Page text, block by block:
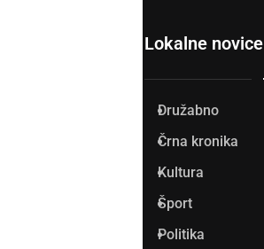
Lokalne novice
Družabno
Črna kronika
Kultura
Šport
Politika